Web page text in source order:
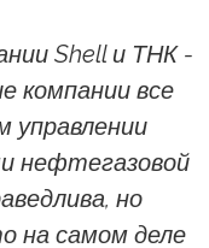
Shell и ТНК -
компании все
управлении
нефтегазовой
но
на самом деле